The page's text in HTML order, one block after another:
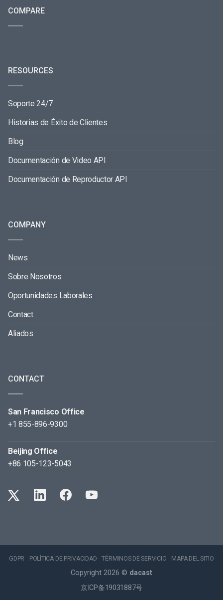
COMPARE
RESOURCES
Soporte 24/7
Historias de Éxito de Clientes
Blog
Documentación de Video API
Documentación de Reproductor API
COMPANY
News
Sobre Nosotros
Oportunidades Laborales
Contact
Aliados
CONTACT
San Francisco Office
+1 855-896-9300
Beijing Office
+86 105-123-5043
GDPR POLÍTICA DE PRIVACIDAD TÉRMINOS DE SERVICIO MAPA DEL SITIO
Copyright 2026 © dacast
京ICP备19031887号